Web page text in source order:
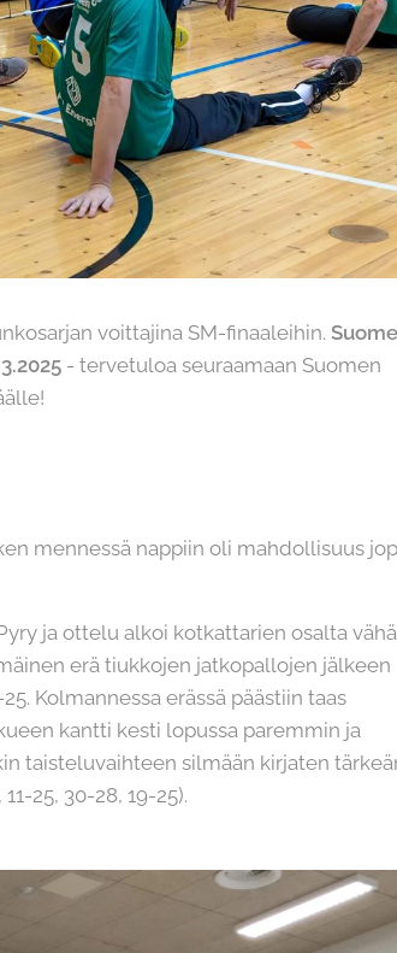
voittajina SM-finaaleihin.
- tervetuloa seuraamaan Suomen
mennessä nappiin oli mahdollisuus
ja ottelu alkoi kotkattarien osalta
erä tiukkojen jatkopallojen jälkeen
Kolmannessa erässä päästiin taas
kantti kesti lopussa paremmin ja
taisteluvaihteen silmään kirjaten
11-25, 30-28, 19-25).